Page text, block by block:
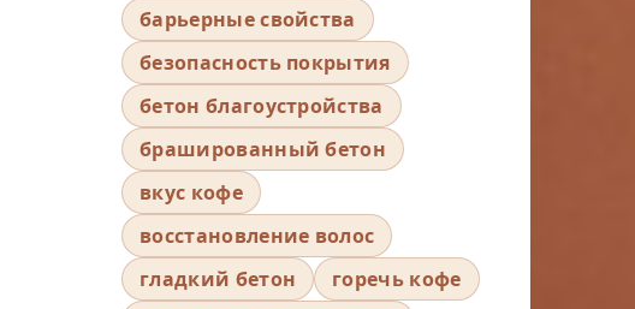
барьерные свойства
безопасность покрытия
бетон благоустройства
брашированный бетон
вкус кофе
восстановление волос
гладкий бетон
горечь кофе